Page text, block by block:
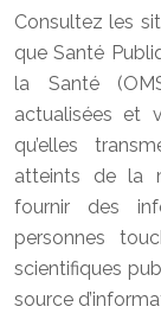
Consultez les
que Santé
la Santé
actualisées et
qu’elles
atteints de la
fournir des
personnes
scientifiques
source